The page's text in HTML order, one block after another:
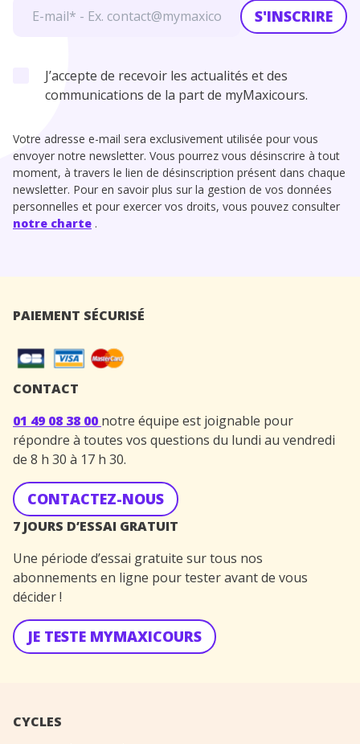
S'INSCRIRE
J’accepte de recevoir les actualités et des
communications de la part de myMaxicours.
Votre adresse e-mail sera exclusivement utilisée pour vous
envoyer notre newsletter. Vous pourrez vous désinscrire à tout
moment, à travers le lien de désinscription présent dans chaque
newsletter. Pour en savoir plus sur la gestion de vos données
personnelles et pour exercer vos droits, vous pouvez consulter
notre charte .
PAIEMENT SÉCURISÉ
CONTACT
01 49 08 38 00 notre équipe est joignable pour
répondre à toutes vos questions du lundi au vendredi
de 8 h 30 à 17 h 30.
CONTACTEZ-NOUS
7 JOURS D’ESSAI GRATUIT
Une période d’essai gratuite sur tous nos
abonnements en ligne pour tester avant de vous
décider !
JE TESTE MYMAXICOURS
CYCLES